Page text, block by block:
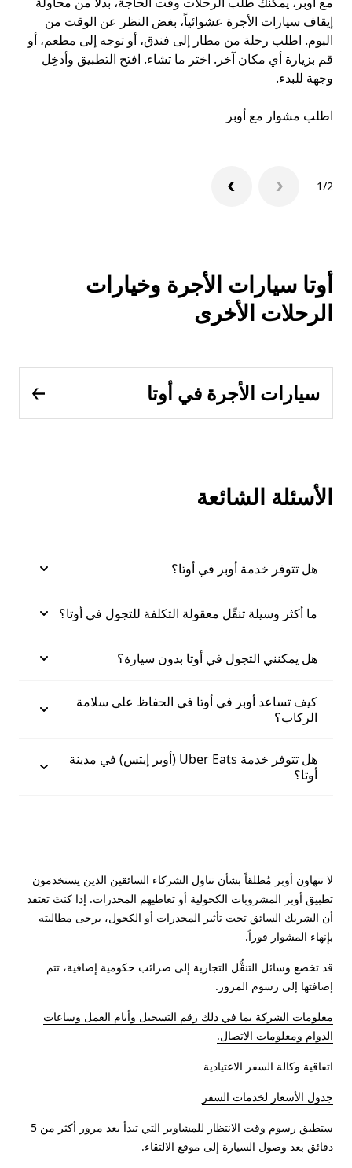
إيقاف سيارات الأجرة عشوائياً، بغض النظر عن الوقت من
اليوم. اطلب رحلة من مطار إلى فندق، أو توجه إلى مطعم، أو
قم بزيارة أي مكان آخر. اختر ما تشاء. افتح التطبيق وأدخِل
وجهة للبدء.
اطلب مشوار مع أوبر
1/2
أوتا سيارات الأجرة وخيارات
الرحلات الأخرى
سيارات الأجرة في أوتا
الأسئلة الشائعة
هل تتوفر خدمة أوبر في أوتا؟
ما أكثر وسيلة تنقّل معقولة التكلفة للتجول في أوتا؟
هل يمكنني التجول في أوتا بدون سيارة؟
كيف تساعد أوبر في أوتا في الحفاظ على سلامة
الركاب؟
هل تتوفر خدمة Uber Eats (أوبر إيتس) في مدينة
أوتا؟
لا تتهاون أوبر مُطلقاً بشأن تناول الشركاء السائقين الذين يستخدمون
تطبيق أوبر المشروبات الكحولية أو تعاطيهم المخدرات. إذا كنتَ تعتقد
أن الشريك السائق تحت تأثير المخدرات أو الكحول، يرجى مطالبته
بإنهاء المشوار فوراً.
قد تخضع وسائل التنقُّل التجارية إلى ضرائب حكومية إضافية، تتم
إضافتها إلى رسوم المرور.
معلومات الشركة بما في ذلك رقم التسجيل وأيام العمل وساعات
الدوام ومعلومات الاتصال.
اتفاقية وكالة السفر الاعتيادية
جدول الأسعار لخدمات السفر
ستطبق رسوم وقت الانتظار للمشاوير التي تبدأ بعد مرور أكثر من 5
دقائق بعد وصول السيارة إلى موقع الالتقاء.